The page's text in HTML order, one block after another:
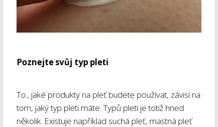
Poznejte svůj typ pleti
To., jaké produkty na pleť budete používat, závisí na
tom, jaký typ pleti máte. Typů pleti je totiž hned
několik. Existuje například suchá pleť, mastná pleť